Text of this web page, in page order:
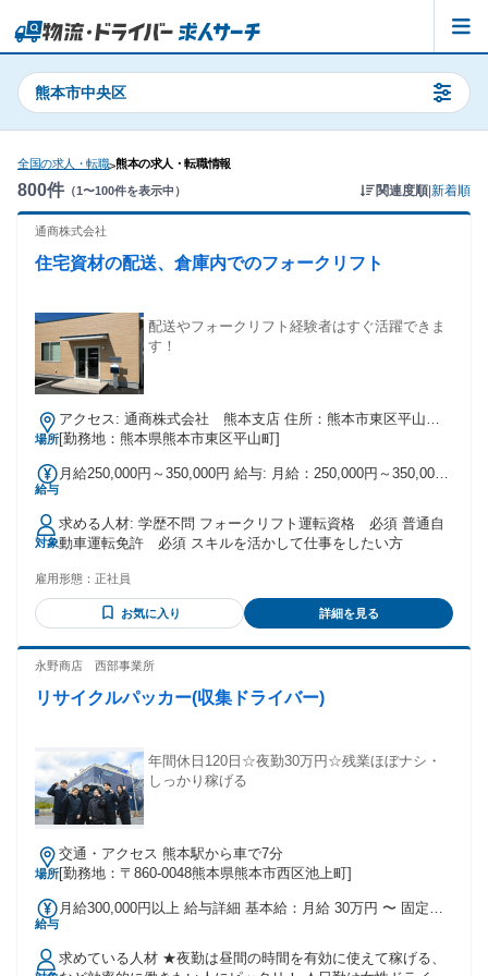
熊本市中央区
全国の求人・転職>熊本の求人・転職情報
800件 （1〜100件を表示中） 関連度順 新着順
通商株式会社
住宅資材の配送、倉庫内でのフォークリフト
配送やフォークリフト経験者はすぐ活躍できま
す！
場所
アクセス: 通商株式会社 熊本支店 住所：熊本市東区平山町
2986-40 マイカー、バイク通勤可、交通費規定に準じ支給
[勤務地：熊本県熊本市東区平山町]
給与
月給250,000円～350,000円 給与: 月給：250,000円～350,000
します。 上記年収は賞与予定を含んだものであり業績により
変動します。 同業界経験者優遇いたします。 残業代は別途支
給 （手当例） 食事手当：6,000円 精勤手当：5,000円 住宅手
当：2,000円～10,000円（規定に準ずる） 家族手当：配偶者
10,000円程度）※業績による 【賞与】 年2回（7月・12月）
※前年実績 年間4ヵ月分 業績により決算賞与あり 【諸手
当】 資格手当、精勤手当、住宅手当、家族手当、食事手当、
時間外手当、役職手当、通勤交通費全額支給
対象
求める人材: 学歴不問 フォークリフト運転資格 必須 普通自
動車運転免許 必須 スキルを活かして仕事をしたい方
雇用形態： 正社員
お気に入り 詳細を見る
永野商店 西部事業所
リサイクルパッカー(収集ドライバー)
年間休日120日☆夜勤30万円☆残業ほぼナシ・
しっかり稼げる
場所
交通・アクセス 熊本駅から車で7分
[勤務地：〒860-0048熊本県熊本市西区池上町]
給与
月給300,000円以上 給与詳細 基本給：月給 30万円 〜 固定残
勤・家族手当金額：なし 全員に一律で支払われるその他手当
金額：なし ■夜勤：月給300,000円 ※試用期間あり（3か月程
求めている人材 ★夜勤は昼間の時間を有効に使えて稼げる、